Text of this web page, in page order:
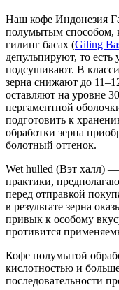
Наш кофе Индонезия
полумытым способом,
гилинг басах (Giling
депульпируют, то
подсушивают. В
зерна снижают до
оставляют на уровне
пергаментной
подготовить к
обработки зерна
болотный оттенок.
Wet hulled (Вэт халл)
практики,
перед отправкой
в результате зерна
привык к особому
противится
Кофе полумытой
кислотностью и
последовательности